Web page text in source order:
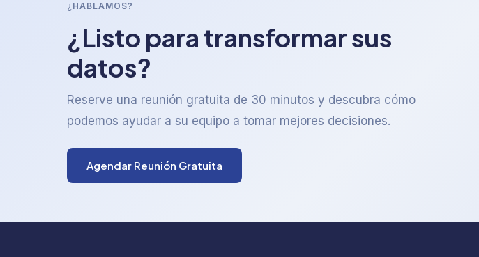
¿HABLAMOS?
¿Listo para transformar sus
datos?
Reserve una reunión gratuita de 30 minutos y descubra cómo
podemos ayudar a su equipo a tomar mejores decisiones.
Agendar Reunión Gratuita